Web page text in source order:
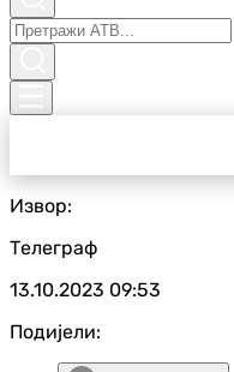
Извор:
Телеграф
13.10.2023 09:53
Подијели: